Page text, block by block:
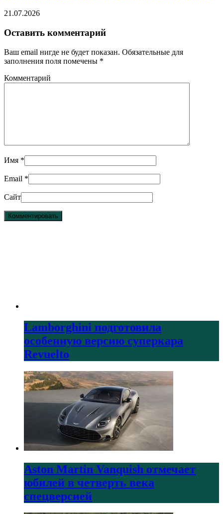
21.07.2026
Оставить комментарий
Ваш email нигде не будет показан. Обязательные для
заполнения поля помечены *
Комментарий
Имя *
Email *
Сайт
Lamborghini подготовила
особенную версию суперкара
Revuelto
Aston Martin Vanquish отмечает
юбилей в четверть века
спецверсией